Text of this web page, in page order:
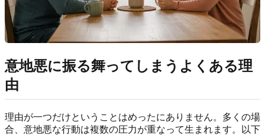
意地悪に振る舞ってしまうよくある理
由
理由が一つだけということはめったにありません。多くの場
合、意地悪な行動は複数の圧力が重なって生まれます。以下